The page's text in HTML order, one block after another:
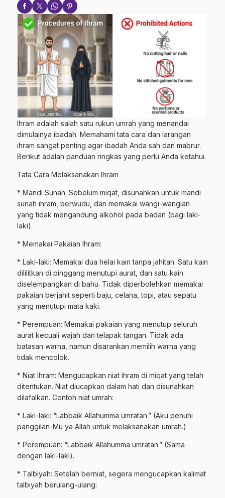
Ihram adalah salah satu rukun umrah yang menandai
dimulainya ibadah. Memahami tata cara dan larangan
ihram sangat penting agar ibadah Anda sah dan mabrur.
Berikut adalah panduan ringkas yang perlu Anda ketahui.
Tata Cara Melaksanakan Ihram
* Mandi Sunah: Sebelum miqat, disunahkan untuk mandi
sunah ihram, berwudu, dan memakai wangi-wangian
yang tidak mengandung alkohol pada badan (bagi laki-
laki).
* Memakai Pakaian Ihram:
* Laki-laki: Memakai dua helai kain tanpa jahitan. Satu kain
dililitkan di pinggang menutupi aurat, dan satu kain
diselempangkan di bahu. Tidak diperbolehkan memakai
pakaian berjahit seperti baju, celana, topi, atau sepatu
yang menutupi mata kaki.
* Perempuan: Memakai pakaian yang menutup seluruh
aurat kecuali wajah dan telapak tangan. Tidak ada
batasan warna, namun disarankan memilih warna yang
tidak mencolok.
* Niat Ihram: Mengucapkan niat ihram di miqat yang telah
ditentukan. Niat diucapkan dalam hati dan disunahkan
dilafalkan. Contoh niat umrah:
* Laki-laki: “Labbaik Allahumma umratan.” (Aku penuhi
panggilan-Mu ya Allah untuk melaksanakan umrah.)
* Perempuan: “Labbaik Allahumma umratan.” (Sama
dengan laki-laki).
* Talbiyah: Setelah berniat, segera mengucapkan kalimat
talbiyah berulang-ulang: